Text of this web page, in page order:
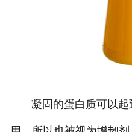
凝固的蛋白质可以起